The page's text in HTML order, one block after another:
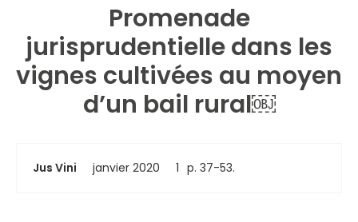
Promenade
jurisprudentielle dans les
vignes cultivées au moyen
d’un bail rural￼
Jus Vini janvier 2020 1 p. 37-53.